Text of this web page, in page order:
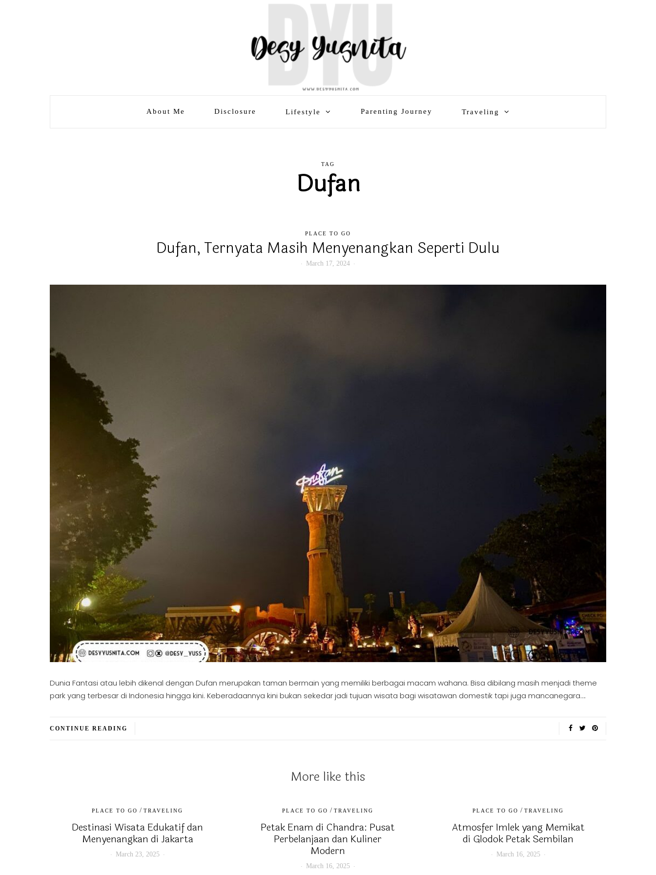
About Me Disclosure Lifestyle Parenting Journey Traveling
TAG
Dufan
PLACE TO GO
Dufan, Ternyata Masih Menyenangkan Seperti Dulu
March 17, 2024
Dunia Fantasi atau lebih dikenal dengan Dufan merupakan taman bermain yang memiliki berbagai macam wahana. Bisa dibilang masih menjadi theme
park yang terbesar di Indonesia hingga kini. Keberadaannya kini bukan sekedar jadi tujuan wisata bagi wisatawan domestik tapi juga mancanegara….
CONTINUE READING
More like this
PLACE TO GO /TRAVELING
Destinasi Wisata Edukatif dan
Menyenangkan di Jakarta
March 23, 2025
PLACE TO GO /TRAVELING
Petak Enam di Chandra: Pusat
Perbelanjaan dan Kuliner
Modern
March 16, 2025
PLACE TO GO /TRAVELING
Atmosfer Imlek yang Memikat
di Glodok Petak Sembilan
March 16, 2025